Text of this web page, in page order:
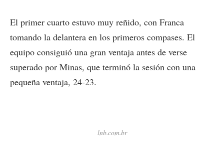
El primer cuarto estuvo muy reñido, con Franca
tomando la delantera en los primeros compases. El
equipo consiguió una gran ventaja antes de verse
superado por Minas, que terminó la sesión con una
pequeña ventaja, 24-23.
lnb.com.br